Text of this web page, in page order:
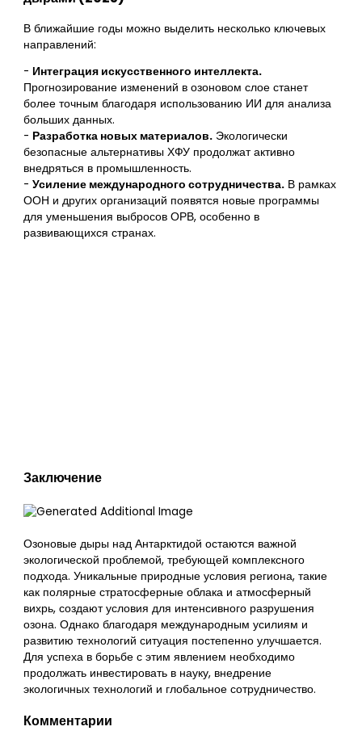
В ближайшие годы можно выделить несколько ключевых
направлений:
- Интеграция искусственного интеллекта.
Прогнозирование изменений в озоновом слое станет
более точным благодаря использованию ИИ для анализа
больших данных.
- Разработка новых материалов. Экологически
безопасные альтернативы ХФУ продолжат активно
внедряться в промышленность.
-Усиление международного сотрудничества. В рамках
ООН и других организаций появятся новые программы
для уменьшения выбросов ОРВ, особенно в
развивающихся странах.
Заключение
Озоновые дыры над Антарктидой остаются важной
экологической проблемой, требующей комплексного
подхода. Уникальные природные условия региона, такие
как полярные стратосферные облака и атмосферный
вихрь, создают условия для интенсивного разрушения
озона. Однако благодаря международным усилиям и
развитию технологий ситуация постепенно улучшается.
Для успеха в борьбе с этим явлением необходимо
продолжать инвестировать в науку, внедрение
экологичных технологий и глобальное сотрудничество.
Комментарии